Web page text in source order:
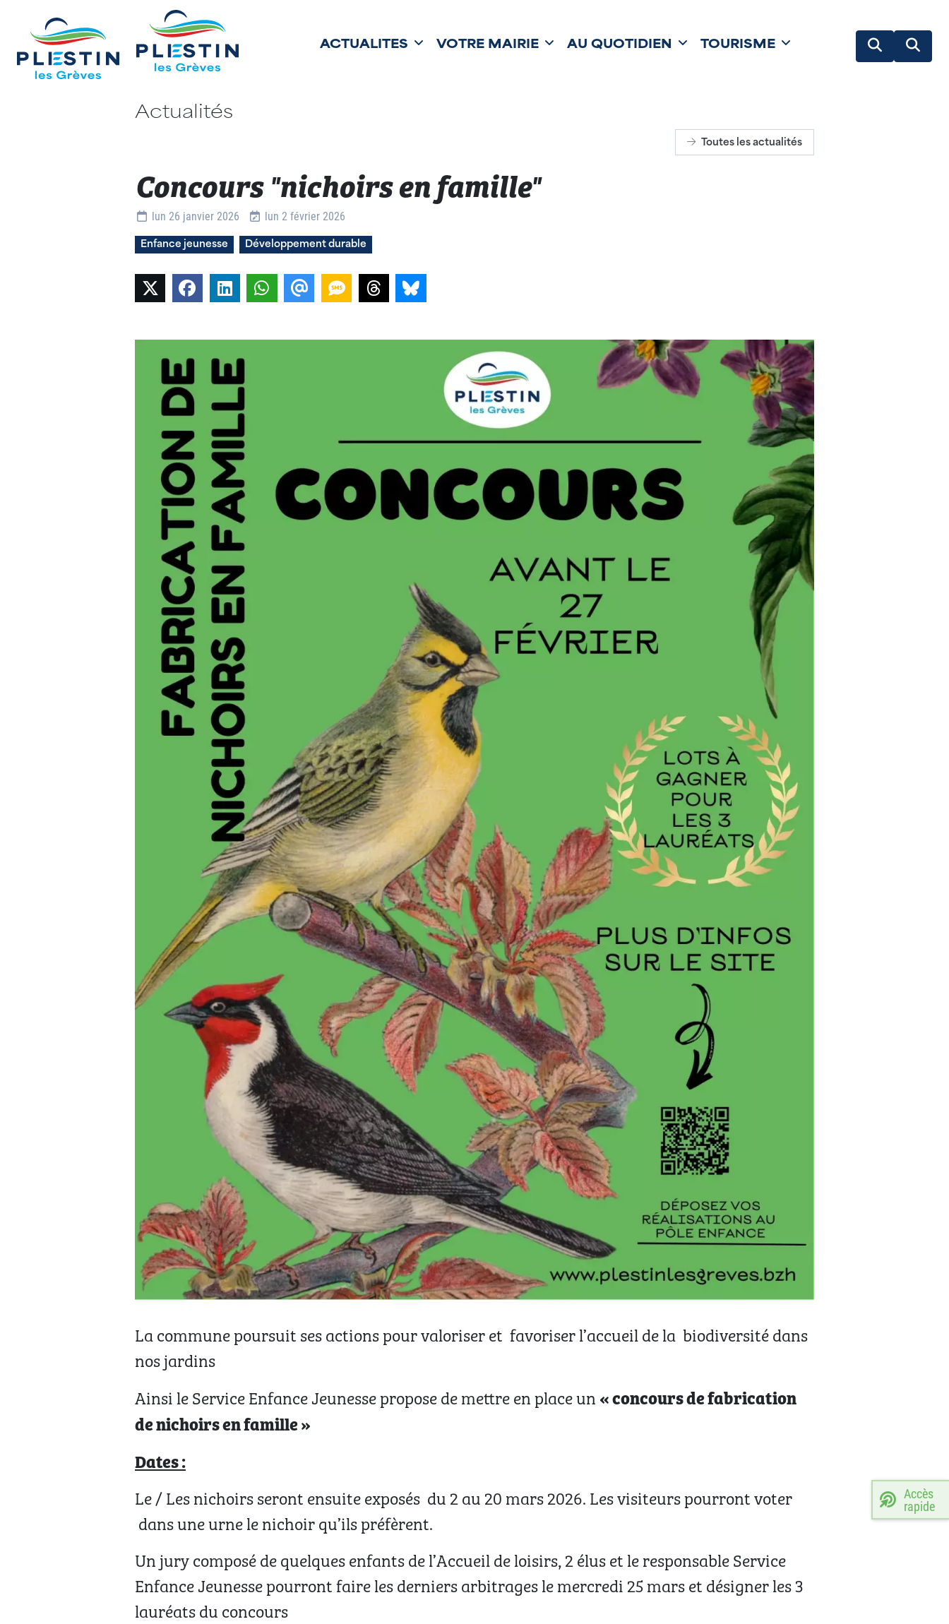
ACTUALITÉS VOTRE MAIRIE AU QUOTIDIEN TOURISME
Actualités
Toutes les actualités
Concours "nichoirs en famille"
Détailslun 26 janvier 2026 lun 2 février 2026
Enfance jeunesse Développement durable
La commune poursuit ses actions pour valoriser et favoriser l’accueil de la biodiversité dans
nos jardins
Ainsi le Service Enfance Jeunesse propose de mettre en place un « concours de fabrication
de nichoirs en famille »
Dates :
Le / Les nichoirs seront ensuite exposés du 2 au 20 mars 2026. Les visiteurs pourront voter
dans une urne le nichoir qu’ils préfèrent.
Un jury composé de quelques enfants de l’Accueil de loisirs, 2 élus et le responsable Service
Enfance Jeunesse pourront faire les derniers arbitrages le mercredi 25 mars et désigner les 3
lauréats du concours
Accès
rapide